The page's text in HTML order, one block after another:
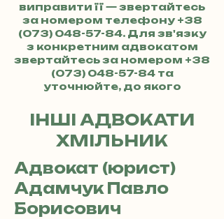
виправити її — звертайтесь
за номером телефону +38
(073) 048-57-84. Для зв'язку
з конкретним адвокатом
звертайтесь за номером +38
(073) 048-57-84та
уточнюйте, до якого
ІНШІ АДВОКАТИ
ХМІЛЬНИК
Адвокат (юрист)
Адамчук Павло
Борисович